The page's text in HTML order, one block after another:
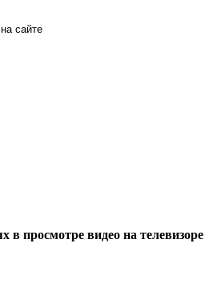
в просмотре видео на телевизоре